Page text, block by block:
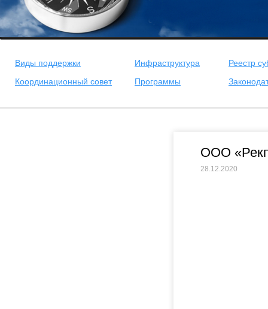
Виды поддержки Инфраструктура
Реестр
Координационный совет
Программы
ООО
28.12.2020